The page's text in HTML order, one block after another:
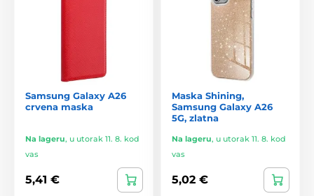
Samsung Galaxy A26
crvena maska
Na lageru, u utorak 11. 8. kod
vas
5,41 €
Maska Shining,
Samsung Galaxy A26
5G, zlatna
Na lageru, u utorak 11. 8. kod
vas
5,02 €